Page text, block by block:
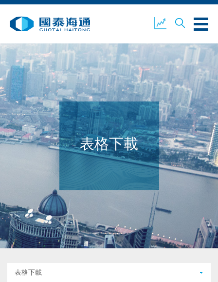
業務概覽 公司新聞
環境、社會及企業管治 國泰海通證券 聯絡我們
表格下載
表格下載